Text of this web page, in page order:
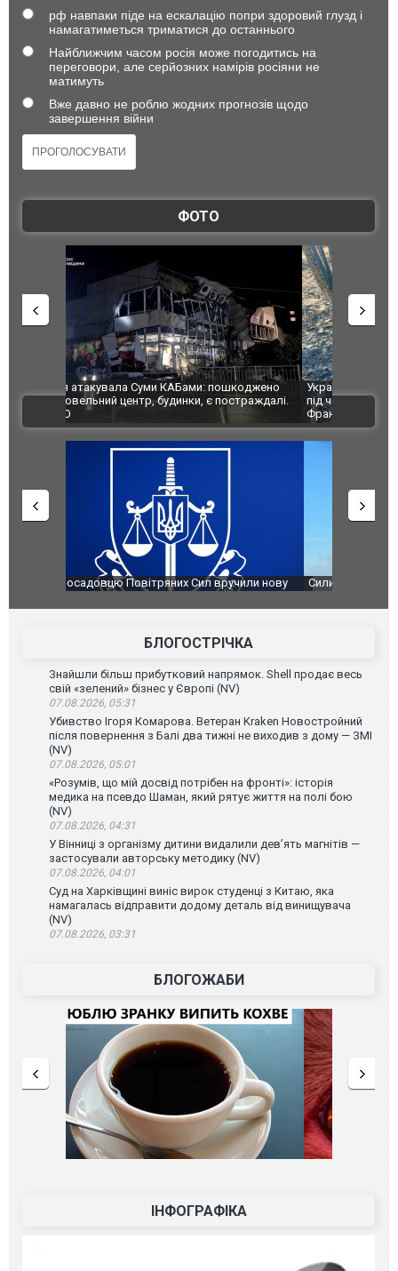
рф навпаки піде на ескалацію попри здоровий глузд і
намагатиметься триматися до останнього
Найближчим часом росія може погодитись на
переговори, але серйозних намірів росіяни не
матимуть
Вже давно не роблю жодних прогнозів щодо
завершення війни
ФОТО
Українські надзвичайники врятували козуленя
під час ліквідації масштабної лісової пожежі у
Франції
СБУ за
Болгарії
ВІДЕО
Сили оборони уразили Ярославський НПЗ:
атаку. ВІДЕО
Неймар
БЛОГОСТРІЧКА
Знайшли більш прибутковий напрямок. Shell продає весь
свій «зелений» бізнес у Європі (NV)
07.08.2026, 05:31
Убивство Ігоря Комарова. Ветеран Kraken Новостройний
після повернення з Балі два тижні не виходив з дому — ЗМІ
(NV)
07.08.2026, 05:01
«Розумів, що мій досвід потрібен на фронті»: історія
медика на псевдо Шаман, який рятує життя на полі бою
(NV)
07.08.2026, 04:31
У Вінниці з організму дитини видалили дев’ять магнітів —
застосували авторську методику (NV)
07.08.2026, 04:01
Суд на Харківщині виніс вирок студенці з Китаю, яка
намагалась відправити додому деталь від винищувача
(NV)
07.08.2026, 03:31
БЛОГОЖАБИ
ІНФОГРАФІКА